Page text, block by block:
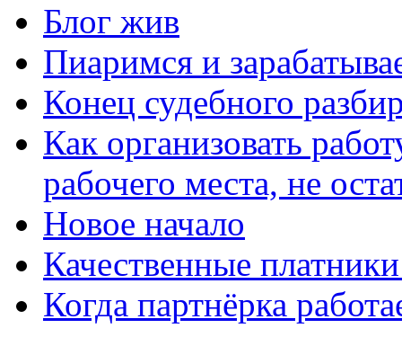
Блог жив
Пиаримся и
Конец судебного
Как организовать
рабочего места, не
Новое начало
Качественные
Когда партнёрка